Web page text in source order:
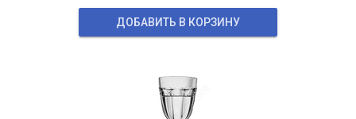
ДОБАВИТЬ В КОРЗИНУ